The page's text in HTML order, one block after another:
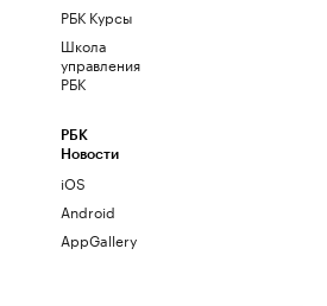
РБК Курсы
Школа
управления
РБК
РБК
Новости
iOS
Android
AppGallery